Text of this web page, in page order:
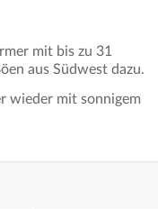
mit bis zu 31
aus Südwest dazu.
wieder mit sonnigem